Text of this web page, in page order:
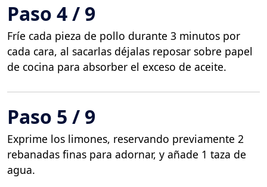
Paso 4 / 9
Fríe cada pieza de pollo durante 3 minutos por
cada cara, al sacarlas déjalas reposar sobre papel
de cocina para absorber el exceso de aceite.
Paso 5 / 9
Exprime los limones, reservando previamente 2
rebanadas finas para adornar, y añade 1 taza de
agua.